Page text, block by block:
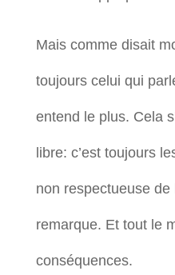
Mais comme disait
toujours celui qui
entend le plus. Cela
libre: c’est toujours
non respectueuse de
remarque. Et tout le
conséquences.